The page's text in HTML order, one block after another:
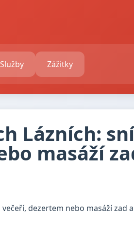
Služby Zážitky
Lázních:
masáží